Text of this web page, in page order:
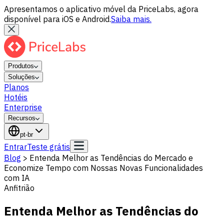
Apresentamos o aplicativo móvel da PriceLabs, agora
disponível para iOS e Android.Saiba mais.
Produtos
Soluções
Planos
Hotéis
Enterprise
Recursos
pt-br
EntrarTeste grátis
Blog > Entenda Melhor as Tendências do Mercado e
Economize Tempo com Nossas Novas Funcionalidades
com IA
Anfitrião
Entenda Melhor as Tendências do